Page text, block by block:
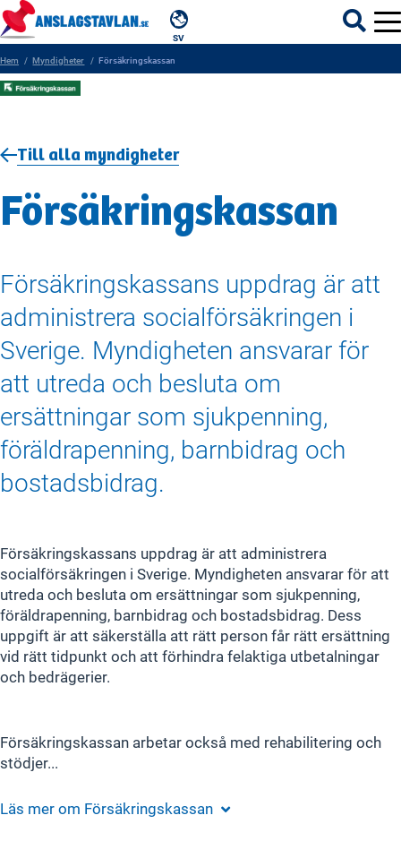
SV
MYNDIGHETER
REGIONER
KOMMUNER
Hem Myndigheter Försäkringskassan
Till alla myndigheter
Försäkringskassan
Försäkringskassans uppdrag är att
administrera socialförsäkringen i
Sverige. Myndigheten ansvarar för
att utreda och besluta om
ersättningar som sjukpenning,
föräldrapenning, barnbidrag och
bostadsbidrag.
Försäkringskassans uppdrag är att administrera
socialförsäkringen i Sverige. Myndigheten ansvarar för att
utreda och besluta om ersättningar som sjukpenning,
föräldrapenning, barnbidrag och bostadsbidrag. Dess
uppgift är att säkerställa att rätt person får rätt ersättning
vid rätt tidpunkt och att förhindra felaktiga utbetalningar
och bedrägerier.
Försäkringskassan arbetar också med rehabilitering och
stödjer...
Läs mer om Försäkringskassan